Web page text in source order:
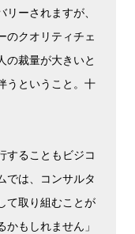
ーされますが、
のクオリティチェ
の裁量が大きいと
うということ。十
することもビジコ
では、コンサルタ
て取り組むことが
もしれません」